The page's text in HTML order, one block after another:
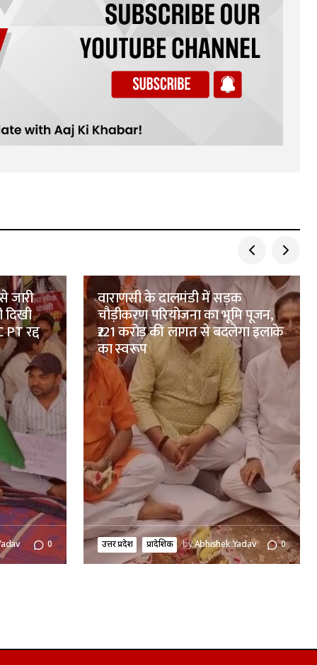
जारी
रद्द
0
वाराणसी के दालमंडी में सड़क
चौड़ीकरण परियोजना का भूमि पूजन,
₹221 करोड़ की लागत से बदलेगा इलाके
का स्वरूप
उत्तर प्रदेश प्रादेशिक byAbhishek Yadav 0